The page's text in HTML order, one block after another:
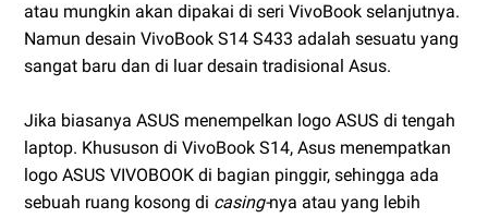
atau mungkin akan dipakai di seri VivoBook selanjutnya.
Namun desain VivoBook S14 S433 adalah sesuatu yang
sangat baru dan di luar desain tradisional Asus.
Jika biasanya ASUS menempelkan logo ASUS di tengah
laptop. Khususon di VivoBook S14, Asus menempatkan
logo ASUS VIVOBOOK di bagian pinggir, sehingga ada
sebuah ruang kosong di casing-nya atau yang lebih